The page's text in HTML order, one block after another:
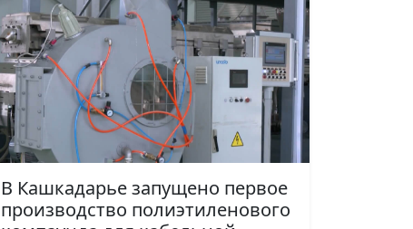
В Кашкадарье запущено первое
производство полиэтиленового